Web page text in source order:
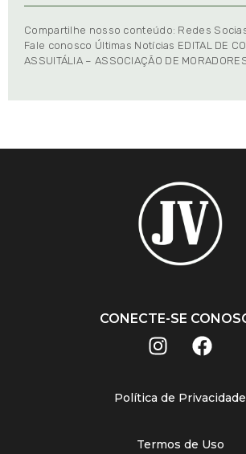
Compartilhe nosso conteúdo: Redes Socias
Fale conosco Últimas Notícias EDITAL DE
ASSUITÁLIA – ASSOCIAÇÃO DE
CONECTE-SE
Política de Privacidade
Termos de Uso